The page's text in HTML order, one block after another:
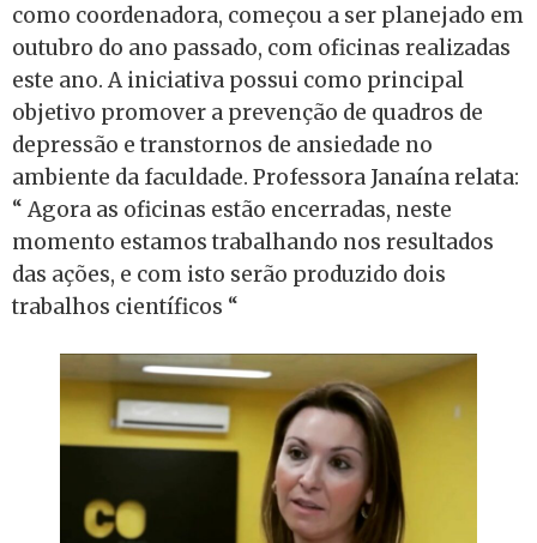
como coordenadora, começou a ser planejado em
outubro do ano passado, com oficinas realizadas
este ano. A iniciativa possui como principal
objetivo promover a prevenção de quadros de
depressão e transtornos de ansiedade no
ambiente da faculdade. Professora Janaína relata:
“ Agora as oficinas estão encerradas, neste
momento estamos trabalhando nos resultados
das ações, e com isto serão produzido dois
trabalhos científicos “